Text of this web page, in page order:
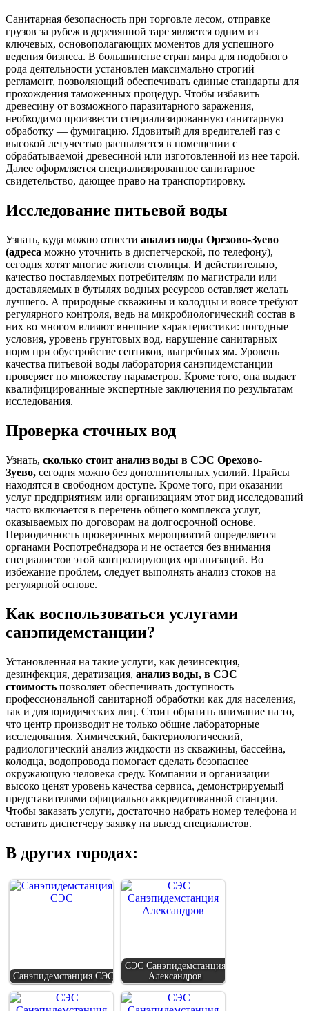
Санитарная безопасность при торговле лесом, отправке
грузов за рубеж в деревянной таре является одним из
ключевых, основополагающих моментов для успешного
ведения бизнеса. В большинстве стран мира для подобного
рода деятельности установлен максимально строгий
регламент, позволяющий обеспечивать единые стандарты для
прохождения таможенных процедур. Чтобы избавить
древесину от возможного паразитарного заражения,
необходимо произвести специализированную санитарную
обработку — фумигацию. Ядовитый для вредителей газ с
высокой летучестью распыляется в помещении с
обрабатываемой древесиной или изготовленной из нее тарой.
Далее оформляется специализированное санитарное
свидетельство, дающее право на транспортировку.
Исследование питьевой воды
Узнать, куда можно отнести анализ воды Орехово-Зуево
(адреса можно уточнить в диспетчерской, по телефону),
сегодня хотят многие жители столицы. И действительно,
качество поставляемых потребителям по магистрали или
доставляемых в бутылях водных ресурсов оставляет желать
лучшего. А природные скважины и колодцы и вовсе требуют
регулярного контроля, ведь на микробиологический состав в
них во многом влияют внешние характеристики: погодные
условия, уровень грунтовых вод, нарушение санитарных
норм при обустройстве септиков, выгребных ям. Уровень
качества питьевой воды лаборатория санэпидемстанции
проверяет по множеству параметров. Кроме того, она выдает
квалифицированные экспертные заключения по результатам
исследования.
Проверка сточных вод
Узнать, сколько стоит анализ воды в СЭС Орехово-
Зуево, сегодня можно без дополнительных усилий. Прайсы
находятся в свободном доступе. Кроме того, при оказании
услуг предприятиям или организациям этот вид исследований
часто включается в перечень общего комплекса услуг,
оказываемых по договорам на долгосрочной основе.
Периодичность проверочных мероприятий определяется
органами Роспотребнадзора и не остается без внимания
специалистов этой контролирующих организаций. Во
избежание проблем, следует выполнять анализ стоков на
регулярной основе.
Как воспользоваться услугами
санэпидемстанции?
Установленная на такие услуги, как дезинсекция,
дезинфекция, дератизация, анализ воды, в СЭС
стоимость позволяет обеспечивать доступность
профессиональной санитарной обработки как для населения,
так и для юридических лиц. Стоит обратить внимание на то,
что центр производит не только общие лабораторные
исследования. Химический, бактериологический,
радиологический анализ жидкости из скважины, бассейна,
колодца, водопровода помогает сделать безопаснее
окружающую человека среду. Компании и организации
высоко ценят уровень качества сервиса, демонстрируемый
представителями официально аккредитованной станции.
Чтобы заказать услуги, достаточно набрать номер телефона и
оставить диспетчеру заявку на выезд специалистов.
В других городах:
Санэпидемстанция СЭС
СЭС Санэпидемстанция
Александров